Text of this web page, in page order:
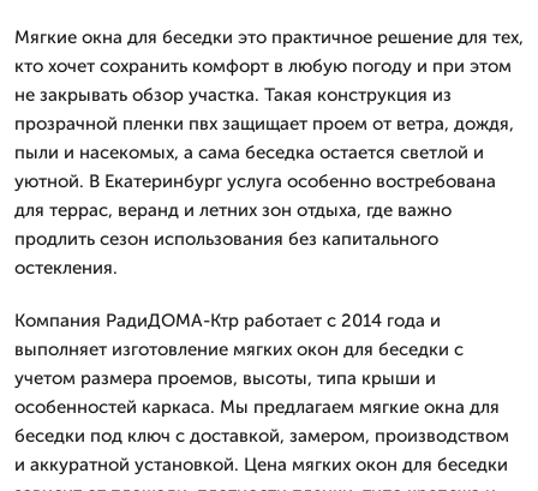
Мягкие окна для беседки это практичное решение для тех,
кто хочет сохранить комфорт в любую погоду и при этом
не закрывать обзор участка. Такая конструкция из
прозрачной пленки пвх защищает проем от ветра, дождя,
пыли и насекомых, а сама беседка остается светлой и
уютной. В Екатеринбург услуга особенно востребована
для террас, веранд и летних зон отдыха, где важно
продлить сезон использования без капитального
остекления.
Компания РадиДОМА-Ктр работает с 2014 года и
выполняет изготовление мягких окон для беседки с
учетом размера проемов, высоты, типа крыши и
особенностей каркаса. Мы предлагаем мягкие окна для
беседки под ключ с доставкой, замером, производством
и аккуратной установкой. Цена мягких окон для беседки